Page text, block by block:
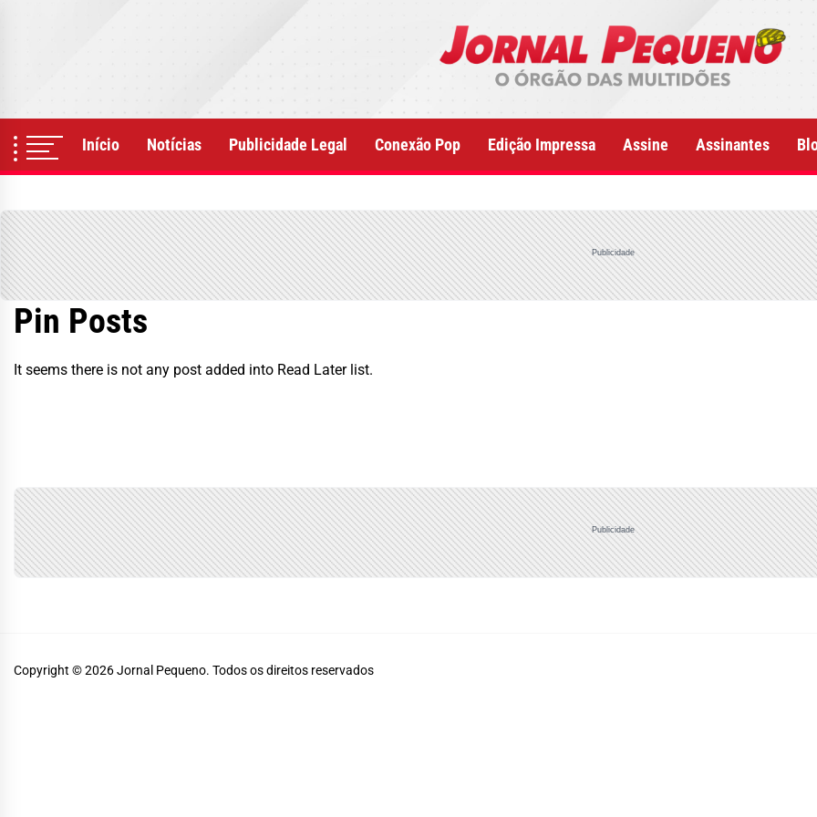
Início Notícias Publicidade Legal Conexão Pop Edição Impressa Assine Assinantes
Publicidade
Pin Posts
It seems there is not any post added into Read Later list.
Publicidade
Copyright © 2026Jornal Pequeno. Todos os direitos reservados